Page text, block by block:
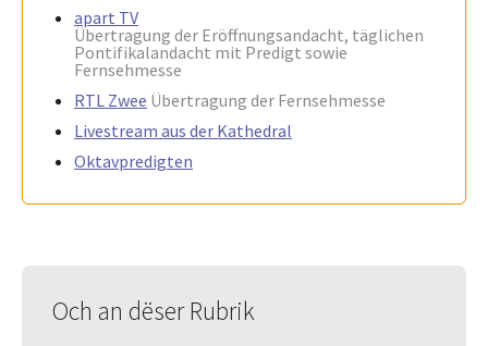
apart TV
Übertragung der Eröffnungsandacht, täglichen
Pontifikalandacht mit Predigt sowie
Fernsehmesse
RTL Zwee Übertragung der Fernsehmesse
Livestream aus der Kathedral
Oktavpredigten
Och an dëser Rubrik